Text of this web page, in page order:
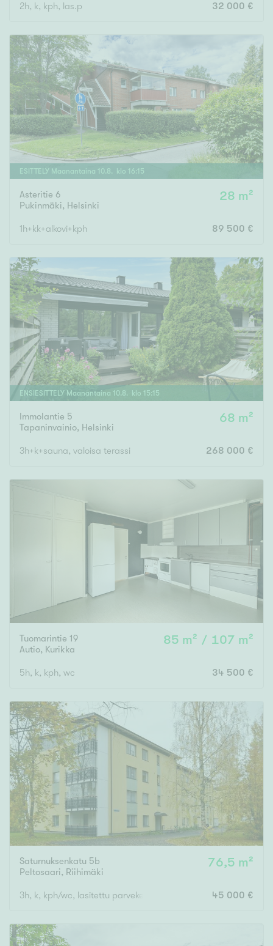
Oma sauna
Senioriasunto
2h, k, kph, las.p 32 000 €
ESITTELY Maanantaina 10.8. klo 16:15
Asteritie 6
Pukinmäki, Helsinki
28 m²
1h+kk+alkovi+kph 89 500 €
ENSIESITTELY Maanantaina 10.8 . klo 15:15
Immolantie 5
Tapaninvainio, Helsinki
68 m²
3h+k+sauna, valoisa terassi 268 000 €
Tuomarintie 19
Autio, Kurikka
85 m² / 107 m²
5h, k, kph, wc 34 500 €
Saturnuksenkatu 5b
Peltosaari, Riihimäki
76,5 m²
3h, k, kph/wc, lasitettu parveke 45 000 €